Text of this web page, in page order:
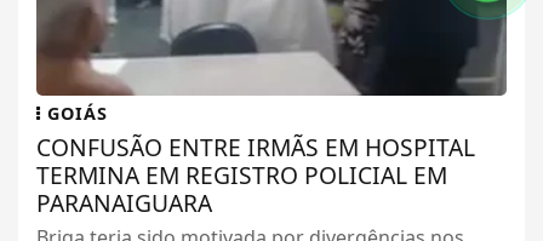
GOIÁS
CONFUSÃO ENTRE IRMÃS EM HOSPITAL
TERMINA EM REGISTRO POLICIAL EM
PARANAIGUARA